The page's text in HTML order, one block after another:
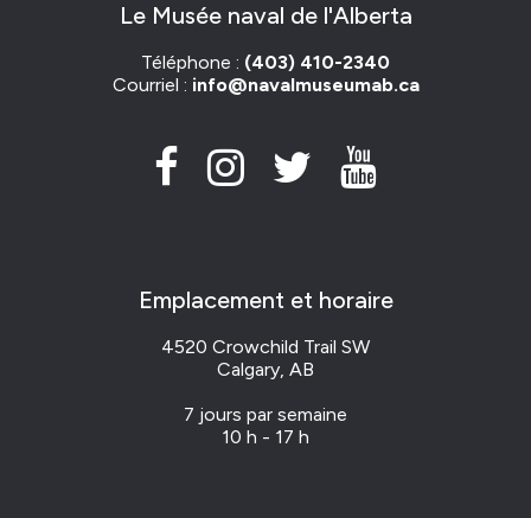
Le Musée naval de l'Alberta
Téléphone : (403) 410-2340
Courriel : info@navalmuseumab.ca
Emplacement et horaire
4520 Crowchild Trail SW
Calgary, AB
7 jours par semaine
10 h - 17 h